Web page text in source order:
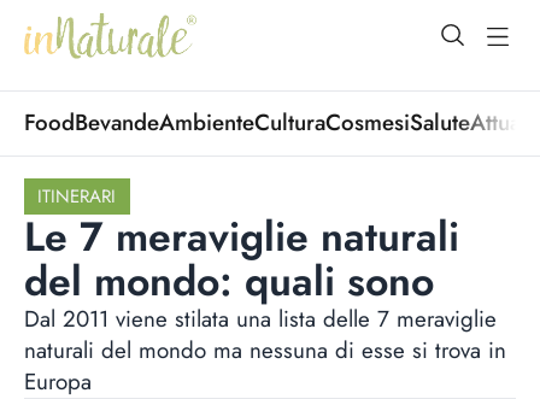
open
FoodBevandeAmbienteCulturaCosmesiSalute
ITINERARI
Le 7 meraviglie naturali
del mondo: quali sono
Dal 2011 viene stilata una lista delle 7 meraviglie
naturali del mondo ma nessuna di esse si trova in
Europa